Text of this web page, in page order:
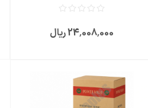
24٬008٬000 ریال